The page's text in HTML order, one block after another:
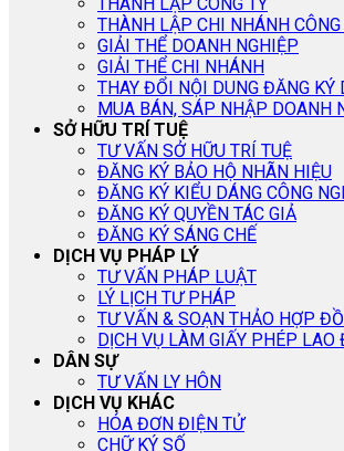
THÀNH LẬP CHI NHÁNH CÔNG
GIẢI THỂ DOANH NGHIỆP
GIẢI THỂ CHI NHÁNH
THAY ĐỔI NỘI DUNG ĐĂNG KÝ
MUA BÁN, SÁP NHẬP DOANH
SỞ HỮU TRÍ TUỆ
TƯ VẤN SỞ HỮU TRÍ TUỆ
ĐĂNG KÝ BẢO HỘ NHÃN HIỆU
ĐĂNG KÝ KIỂU DÁNG CÔNG
ĐĂNG KÝ QUYỀN TÁC GIẢ
ĐĂNG KÝ SÁNG CHẾ
DỊCH VỤ PHÁP LÝ
TƯ VẤN PHÁP LUẬT
LÝ LỊCH TƯ PHÁP
TƯ VẤN & SOẠN THẢO HỢP
DỊCH VỤ LÀM GIẤY PHÉP LAO
DÂN SỰ
TƯ VẤN LY HÔN
DỊCH VỤ KHÁC
HÓA ĐƠN ĐIỆN TỬ
CHỮ KÝ SỐ